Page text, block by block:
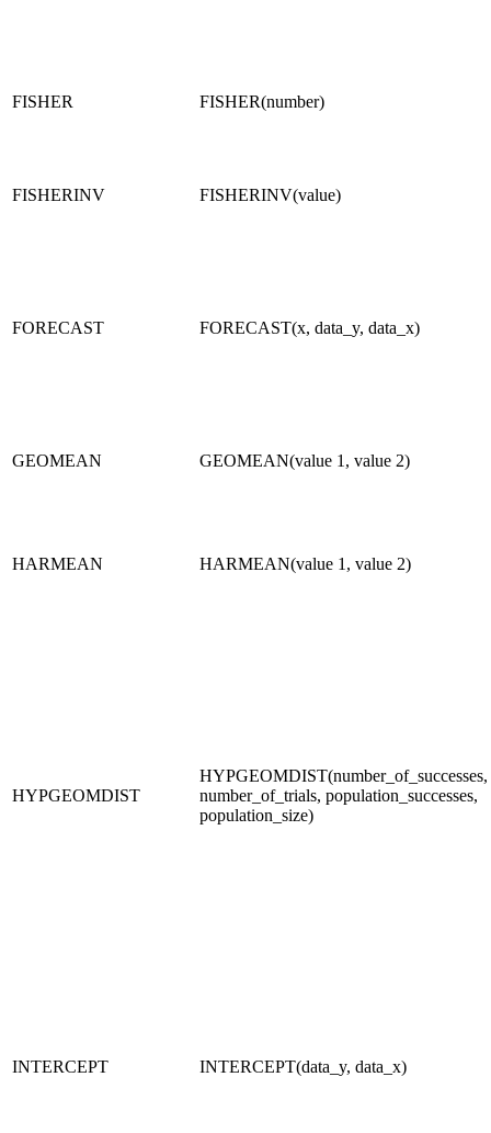
FISHER FISHER(number)
FISHERINV FISHERINV(value)
FORECAST FORECAST(x, data_y, data_x)
GEOMEAN GEOMEAN(value 1, value 2)
HARMEAN HARMEAN(value 1, value 2)
HYPGEOMDIST
HYPGEOMDIST(number_of_successes,
number_of_trials, population_successes,
population_size)
INTERCEPT INTERCEPT(data_y, data_x)